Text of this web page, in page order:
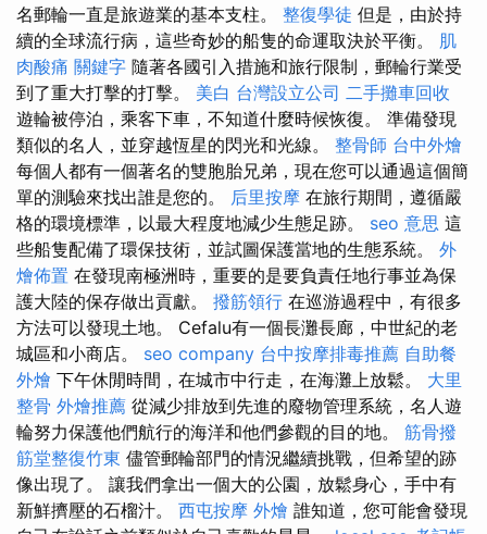
名郵輪一直是旅遊業的基本支柱。 整復學徒 但是，由於持
續的全球流行病，這些奇妙的船隻的命運取決於平衡。 肌
肉酸痛 關鍵字 隨著各國引入措施和旅行限制，郵輪行業受
到了重大打擊的打擊。 美白 台灣設立公司 二手攤車回收
遊輪被停泊，乘客下車，不知道什麼時候恢復。 準備發現
類似的名人，並穿越恆星的閃光和光線。 整骨師 台中外燴
每個人都有一個著名的雙胞胎兄弟，現在您可以通過這個簡
單的測驗來找出誰是您的。 后里按摩 在旅行期間，遵循嚴
格的環境標準，以最大程度地減少生態足跡。 seo 意思 這
些船隻配備了環保技術，並試圖保護當地的生態系統。 外
燴佈置 在發現南極洲時，重要的是要負責任地行事並為保
護大陸的保存做出貢獻。 撥筋領行 在巡游過程中，有很多
方法可以發現土地。 Cefalu有一個長灘長廊，中世紀的老
城區和小商店。 seo company 台中按摩排毒推薦 自助餐
外燴 下午休閒時間，在城市中行走，在海灘上放鬆。 大里
整骨 外燴推薦 從減少排放到先進的廢物管理系統，名人遊
輪努力保護他們航行的海洋和他們參觀的目的地。 筋骨撥
筋堂整復竹東 儘管郵輪部門的情況繼續挑戰，但希望的跡
像出現了。 讓我們拿出一個大的公園，放鬆身心，手中有
新鮮擠壓的石榴汁。 西屯按摩 外燴 誰知道，您可能會發現